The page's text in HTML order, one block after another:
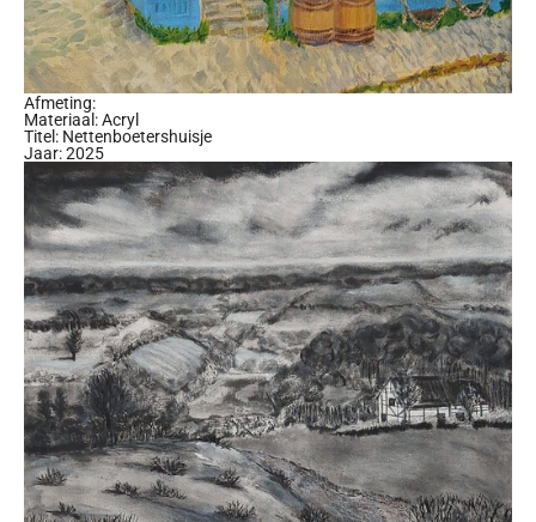
Afmeting:
Materiaal: Acryl
Titel: Nettenboetershuisje
Jaar: 2025